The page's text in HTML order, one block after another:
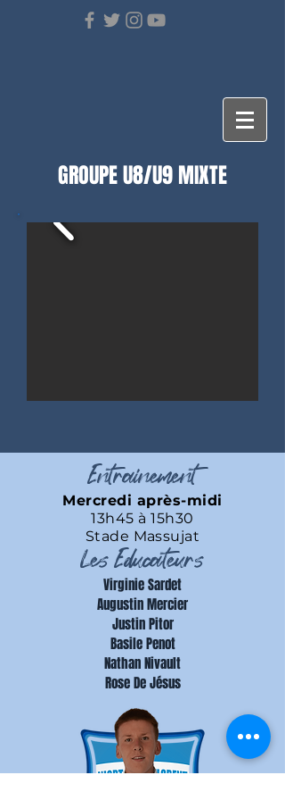
GROUPE U8/U9 MIXTE
Entrainement
Mercredi après-midi
13h45 à 15h30
Stade Massujat
Les Educateurs
Virginie Sardet
Augustin Mercier
Justin Pitor
Basile Penot
Nathan Nivault
Rose De Jésus